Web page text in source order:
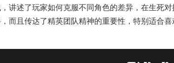
讲述了玩家如何克服不同角色的差异，在生死
而且传达了精英团队精神的重要性，特别适合